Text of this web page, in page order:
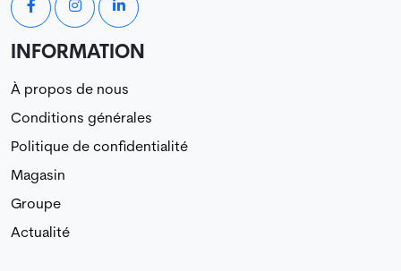
INFORMATION
À propos de nous
Conditions générales
Politique de confidentialité
Magasin
Groupe
Actualité